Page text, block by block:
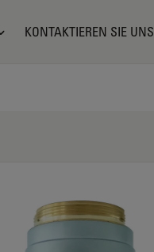
KONTAKTIEREN SIE UNS